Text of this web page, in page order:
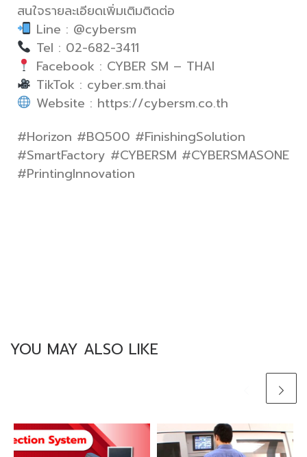
สนใจรายละเอียดเพิ่มเติมติดต่อ
Line : @cybersm
Tel : 02-682-3411
Facebook : CYBER SM – THAI
TikTok : cyber.sm.thai
Website : https://cybersm.co.th
#Horizon #BQ500 #FinishingSolution
#SmartFactory #CYBERSM #CYBERSMASONE
#PrintingInnovation
YOU MAY ALSO LIKE